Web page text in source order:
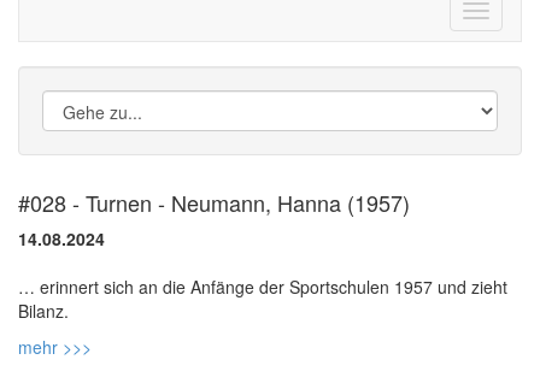
Toggle
#028 - Turnen - Neumann, Hanna (1957)
14.08.2024
… erinnert sich an die Anfänge der Sportschulen 1957 und zieht
mehr >>>